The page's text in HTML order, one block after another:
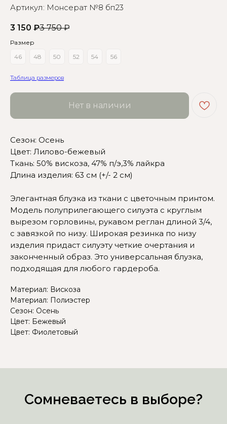
Артикул: Монсерат №8 бп23
3 150 ₽3 750 ₽
Размер
46
48 50 52 54 56
Таблица размеров
Нет в наличии
Сезон: Осень
Цвет: Лилово-бежевый
Ткань: 50% вискоза, 47% п/э,3% лайкра
Длина изделия: 63 см (+/- 2 см)
Элегантная блузка из ткани с цветочным принтом.
Модель полуприлегающего силуэта с круглым
вырезом горловины, рукавом реглан длиной 3/4,
с завязкой по низу. Широкая резинка по низу
изделия придаст силуэту четкие очертания и
законченный образ. Это универсальная блузка,
подходящая для любого гардероба.
Материал: Вискоза
Материал: Полиэстер
Сезон: Осень
Цвет: Бежевый
Цвет: Фиолетовый
Сомневаетесь в выборе?
посмотреть размерную сетку
Или напишите нам и мы
вам поможем!